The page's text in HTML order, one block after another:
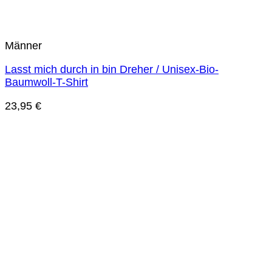
Männer
Lasst mich durch in bin Dreher / Unisex-Bio-
Baumwoll-T-Shirt
23,95 €